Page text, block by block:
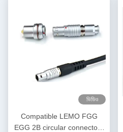
ভিডিও
Compatible LEMO FGG
EGG 2B circular connectors